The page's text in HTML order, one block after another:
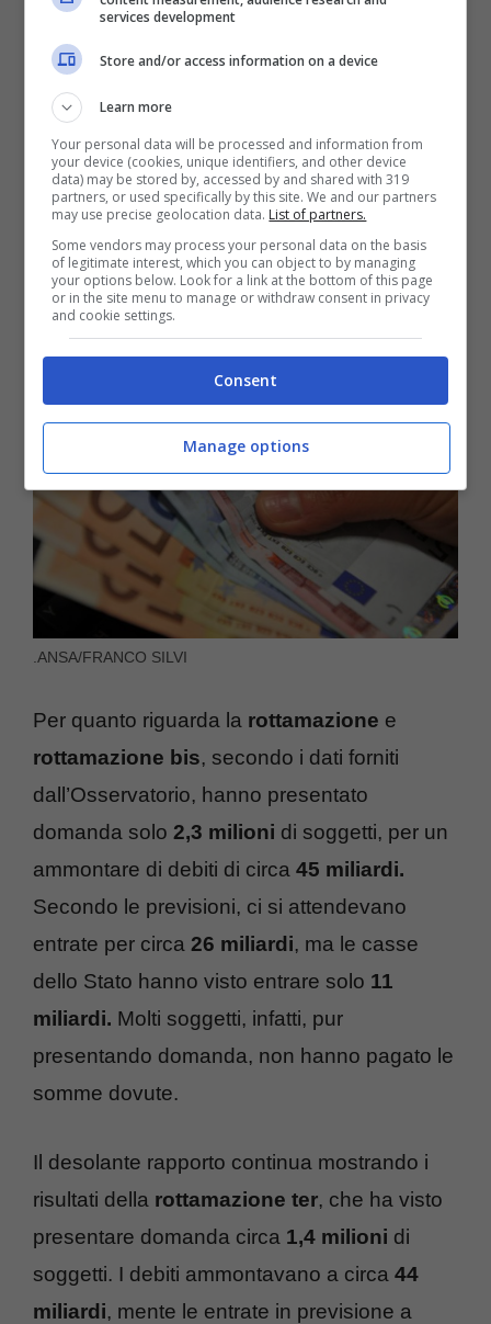
Ernesto Maria Ruffini
.ANSA/FRANCO SILVI
Per quanto riguarda la rottamazione e
rottamazione bis, secondo i dati forniti
dall’Osservatorio, hanno presentato
domanda solo 2,3 milioni di soggetti, per un
ammontare di debiti di circa 45 miliardi.
Secondo le previsioni, ci si attendevano
entrate per circa 26 miliardi, ma le casse
dello Stato hanno visto entrare solo 11
miliardi. Molti soggetti, infatti, pur
presentando domanda, non hanno pagato le
somme dovute.
Il desolante rapporto continua mostrando i
risultati della rottamazione ter, che ha visto
presentare domanda circa 1,4 milioni di
soggetti. I debiti ammontavano a circa 44
miliardi, mente le entrate in previsione a
services development
Store and/or access information on a device
Learn more
Your personal data will be processed and information from
your device (cookies, unique identifiers, and other device
data) may be stored by, accessed by and shared with 319
partners, or used specifically by this site. We and our partners
may use precise geolocation data. List of partners.
Some vendors may process your personal data on the basis
of legitimate interest, which you can object to by managing
your options below. Look for a link at the bottom of this page
or in the site menu to manage or withdraw consent in privacy
and cookie settings.
Consent
Manage options